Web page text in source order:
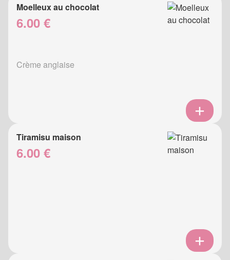
Moelleux au chocolat
6.00 €
Crème anglaise
Tiramisu maison
6.00 €